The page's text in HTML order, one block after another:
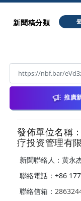
新聞稿分類
推廣
發佈單位名稱
疗投资管理有
新聞聯絡人：黄永
聯絡電話：+86
聯絡信箱：